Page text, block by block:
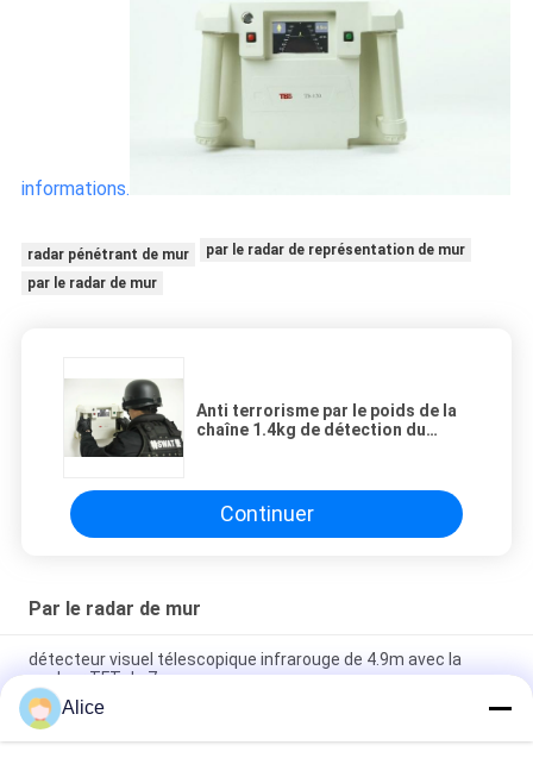
informations.
radar pénétrant de mur
par le radar de représentation de mur
par le radar de mur
Anti terrorisme par le poids de la
chaîne 1.4kg de détection du
Continuer
Par le radar de mur
détecteur visuel télescopique infrarouge de 4.9m avec la
couleur TFT de 7 pouces
Anti terrorisme par le poids de la chaîne 1.4kg de détection du
radar 12m de mur
Alice